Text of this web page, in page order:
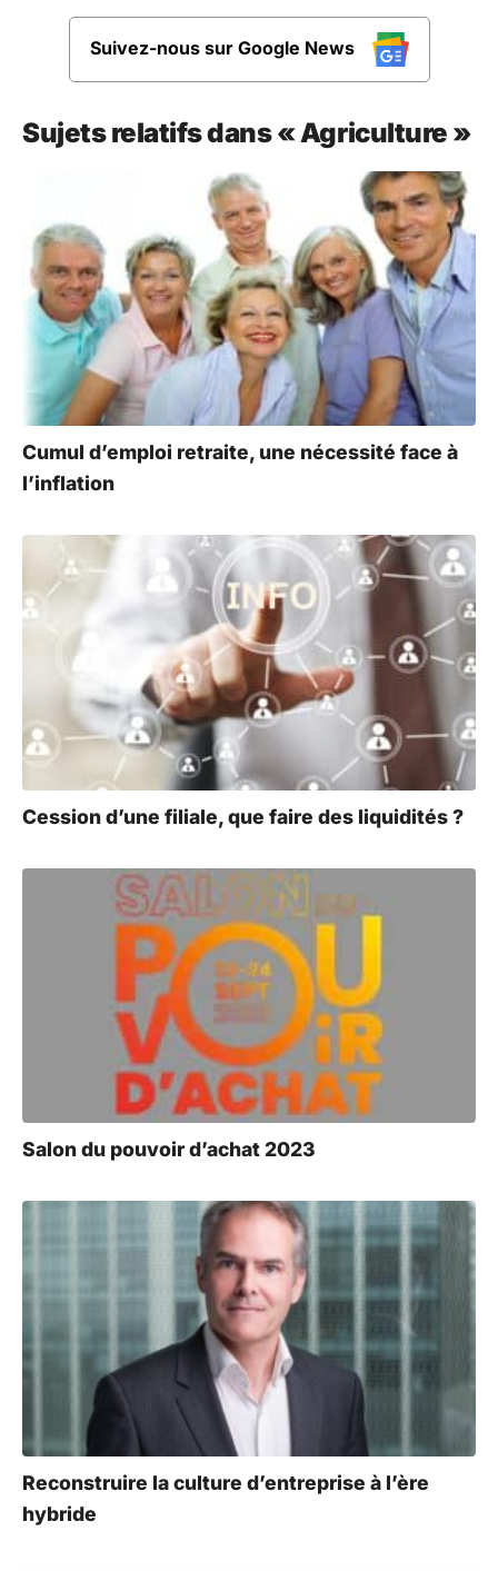
Suivez-nous sur Google News
Sujets relatifs dans « Agriculture »
Cumul d’emploi retraite, une nécessité face à
l’inflation
Cession d’une filiale, que faire des liquidités ?
Salon du pouvoir d’achat 2023
Reconstruire la culture d’entreprise à l’ère
hybride